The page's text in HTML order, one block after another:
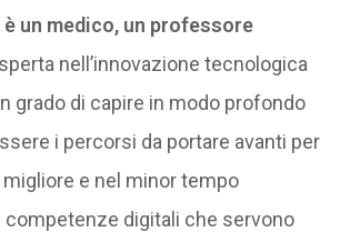
un medico, un professore
nell’innovazione tecnologica
grado di capire in modo profondo
i percorsi da portare avanti per
migliore e nel minor tempo
competenze digitali che servono